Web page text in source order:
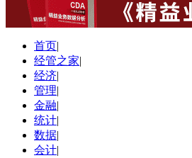
首页|
经管之家|
经济|
管理|
金融|
统计|
数据|
会计|